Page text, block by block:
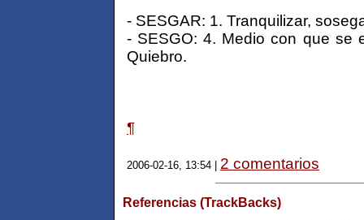
- SESGAR: 1. Tranquilizar,
- SESGO: 4. Medio con que se
Quiebro.
¶
2006-02-16, 13:54 | 2 comentarios
Referencias (TrackBacks)